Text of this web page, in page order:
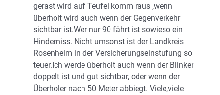
gerast wird auf Teufel komm raus ,wenn
überholt wird auch wenn der Gegenverkehr
sichtbar ist.Wer nur 90 fährt ist sowieso ein
Hinderniss. Nicht umsonst ist der Landkreis
Rosenheim in der Versicherungseinstufung so
teuer.Ich werde überholt auch wenn der Blinker
doppelt ist und gut sichtbar, oder wenn der
Überholer nach 50 Meter abbiegt. Viele,viele